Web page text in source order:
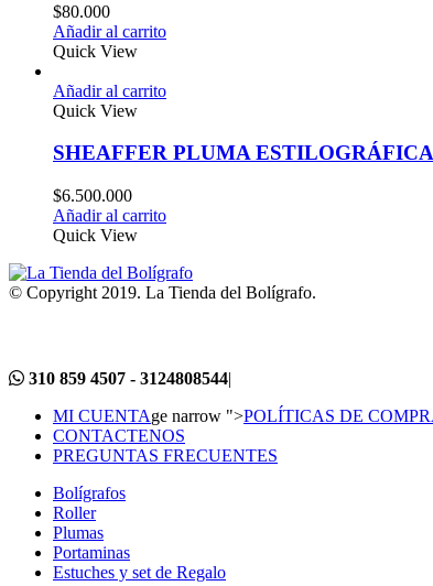
$80.000
Añadir al carrito
Quick View
Añadir al carrito
Quick View
SHEAFFER PLUMA
$6.500.000
Añadir al carrito
Quick View
© Copyright 2019. La Tienda del Bolígrafo.
310 859 4507 - 3124808544|
MI CUENTAge narrow ">POLÍTICAS DE
CONTACTENOS
PREGUNTAS FRECUENTES
Bolígrafos
Roller
Plumas
Portaminas
Estuches y set de Regalo